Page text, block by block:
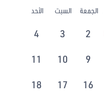
الجمعة السبت الأحد
2
3
4
9
10
11
16
17
18